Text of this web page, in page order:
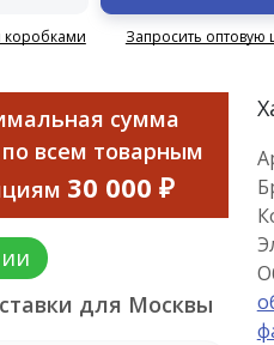
коробками Запросить оптовую
сумма
по всем товарным
30 000 ₽
для Москвы